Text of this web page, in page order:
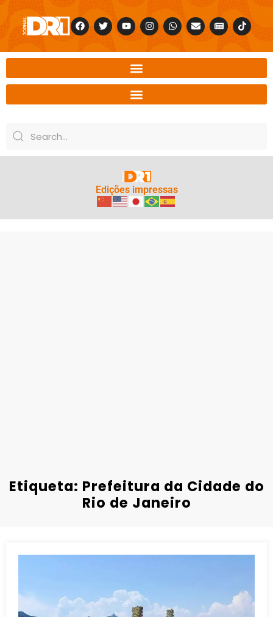
Edições impressas
Etiqueta: Prefeitura da Cidade do
Rio de Janeiro